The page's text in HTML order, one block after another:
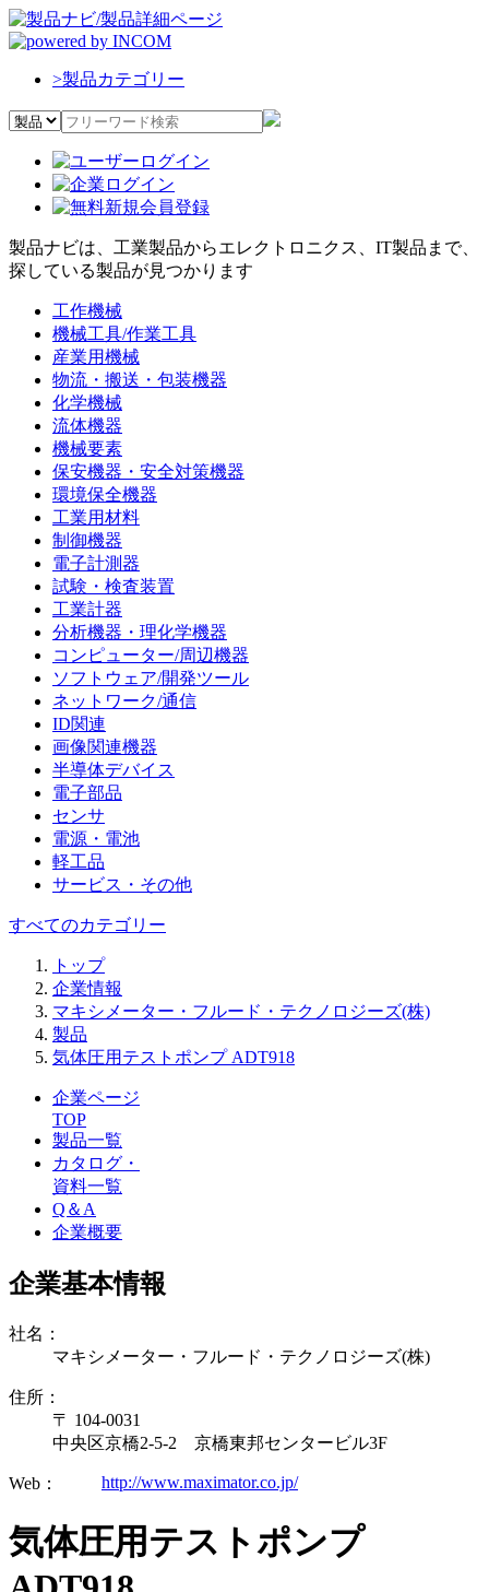
>製品カテゴリー
製品ナビは、工業製品からエレクトロニクス、IT製品まで、
探している製品が見つかります
工作機械
機械工具/作業工具
産業用機械
物流・搬送・包装機器
化学機械
流体機器
機械要素
保安機器・安全対策機器
環境保全機器
工業用材料
制御機器
電子計測器
試験・検査装置
工業計器
分析機器・理化学機器
コンピューター/周辺機器
ソフトウェア/開発ツール
ネットワーク/通信
ID関連
画像関連機器
半導体デバイス
電子部品
センサ
電源・電池
軽工品
サービス・その他
すべてのカテゴリー
トップ
企業情報
マキシメーター・フルード・テクノロジーズ(株)
製品
気体圧用テストポンプ ADT918
企業ページ
TOP
製品一覧
カタログ・
資料一覧
Q＆A
企業概要
企業基本情報
社名：
マキシメーター・フルード・テクノロジーズ(株)
住所：
〒 104-0031
中央区京橋2-5-2 京橋東邦センタービル3F
Web： http://www.maximator.co.jp/
気体圧用テストポンプ